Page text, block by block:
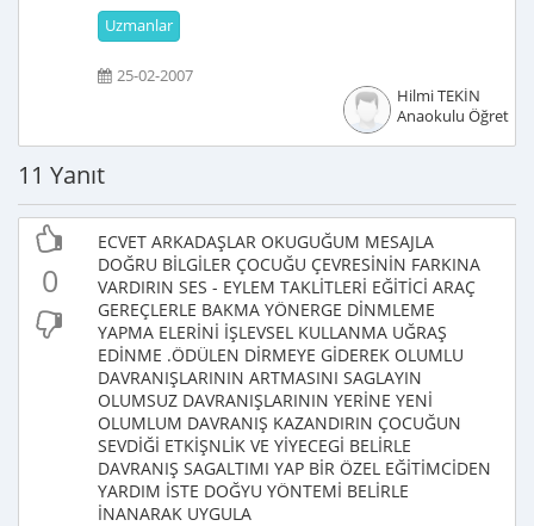
Uzmanlar
25-02-2007
Hilmi TEKİN
Anaokulu
11 Yanıt
0
ECVET ARKADAŞLAR OKUGUĞUM MESAJLA
DOĞRU BİLGİLER ÇOCUĞU ÇEVRESİNİN FARKINA
VARDIRIN SES - EYLEM TAKLİTLERİ EĞİTİCİ ARAÇ
GEREÇLERLE BAKMA YÖNERGE DİNMLEME
YAPMA ELERİNİ İŞLEVSEL KULLANMA UĞRAŞ
EDİNME .ÖDÜLEN DİRMEYE GİDEREK OLUMLU
DAVRANIŞLARININ ARTMASINI SAGLAYIN
OLUMSUZ DAVRANIŞLARININ YERİNE YENİ
OLUMLUM DAVRANIŞ KAZANDIRIN ÇOCUĞUN
SEVDİĞİ ETKİŞNLİK VE YİYECEGİ BELİRLE
DAVRANIŞ SAGALTIMI YAP BİR ÖZEL EĞİTİMCİDEN
YARDIM İSTE DOĞYU YÖNTEMİ BELİRLE
İNANARAK UYGULA